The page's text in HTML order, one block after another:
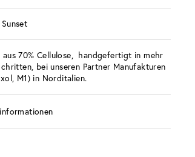
aus 70% Cellulose, handgefertigt in mehr
bei unseren Partner Manufakturen
M1) in Norditalien.